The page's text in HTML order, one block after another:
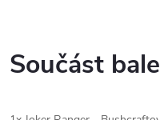
Součást